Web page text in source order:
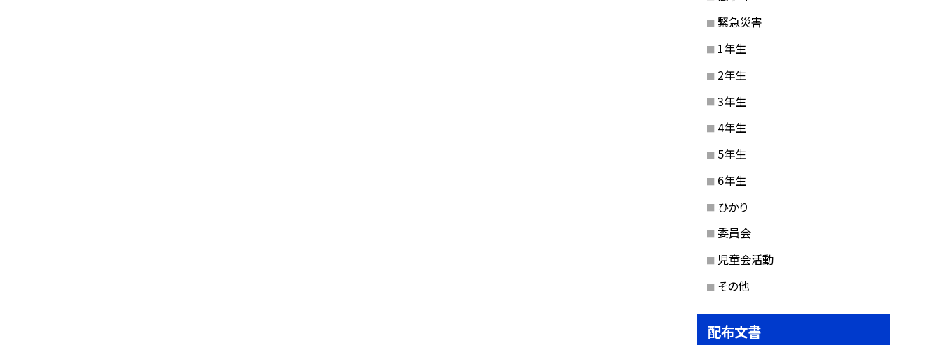
緊急災害
1年生
2年生
3年生
4年生
5年生
6年生
ひかり
委員会
児童会活動
その他
配布文書